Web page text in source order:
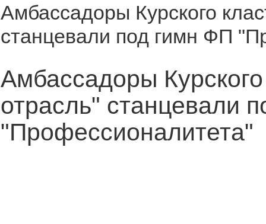
Амбассадоры Курского
станцевали под гимн ФП
Амбассадоры
отрасль" станцевали
"Профессионалитета"